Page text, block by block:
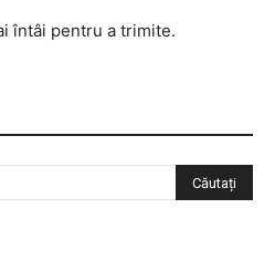
întâi pentru a trimite.